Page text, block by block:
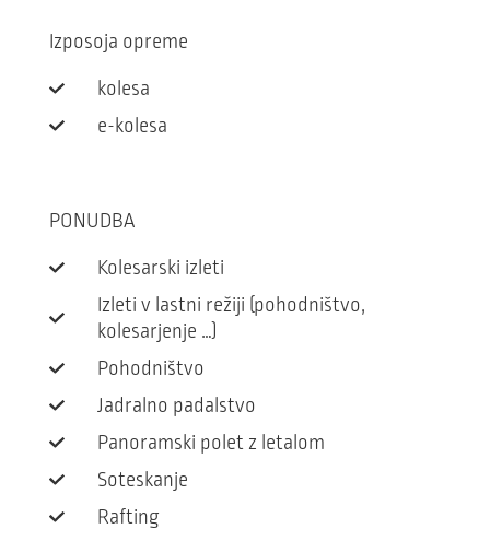
Izposoja opreme
kolesa
e-kolesa
PONUDBA
Kolesarski izleti
Izleti v lastni režiji (pohodništvo,
kolesarjenje …)
Pohodništvo
Jadralno padalstvo
Panoramski polet z letalom
Soteskanje
Rafting